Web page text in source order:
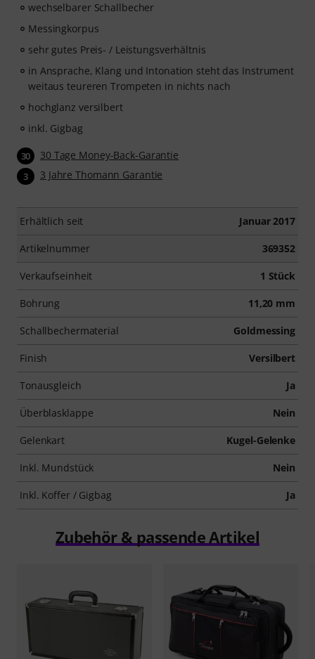
wechselbarer Schallbecher
Messingkorpus
sehr gutes Preis- / Leistungsverhältnis
in Ansprache, Klang und Intonation steht das Instrument
weitaus teureren Trompeten in nichts nach
hochglanz versilbert
inkl. Gigbag
30 30 Tage Money-Back-Garantie
3 3 Jahre Thomann Garantie
Erhältlich seit Januar 2017
Artikelnummer 369352
Verkaufseinheit 1 Stück
Bohrung 11,20 mm
Schallbechermaterial Goldmessing
Finish Versilbert
Tonausgleich Ja
Überblasklappe Nein
Gelenkart Kugel-Gelenke
Inkl. Mundstück Nein
Inkl. Koffer / Gigbag Ja
Zubehör & passende Artikel